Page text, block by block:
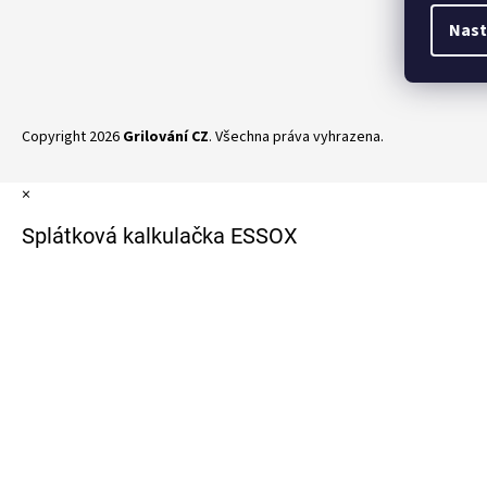
Copyright 2026 Grilování CZ. Všechna práva vyhrazena.
×
Splátková kalkulačka ESSOX